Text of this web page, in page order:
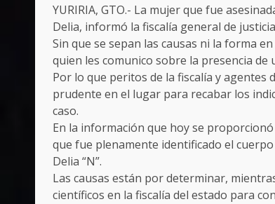
YURIRIA, GTO.- La mujer que fue
Delia, informó la fiscalía general de
Sin que se sepan las causas ni la forma
quien les comunico sobre la presencia
Por lo que peritos de la fiscalía y
prudente en el lugar para recabar los
caso.
En la información que hoy se
que fue plenamente identificado el
Delia “N”.
Las causas están por determinar,
científicos en la fiscalía del estado para